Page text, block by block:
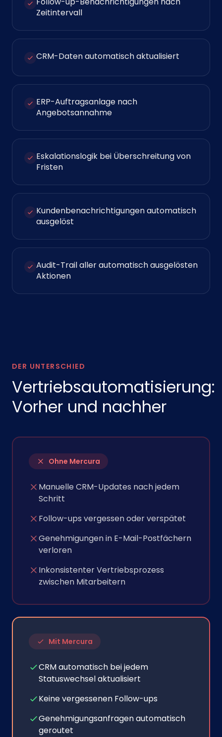
Zeitintervall
CRM-Daten automatisch aktualisiert
ERP-Auftragsanlage nach
Angebotsannahme
Eskalationslogik bei Überschreitung von
Fristen
Kundenbenachrichtigungen automatisch
ausgelöst
Audit-Trail aller automatisch ausgelösten
Aktionen
DER UNTERSCHIED
Vertriebsautomatisierung:
Vorher und nachher
Ohne Mercura
Manuelle CRM-Updates nach jedem
Schritt
Follow-ups vergessen oder verspätet
Genehmigungen in E-Mail-Postfächern
verloren
Inkonsistenter Vertriebsprozess
zwischen Mitarbeitern
Mit Mercura
CRM automatisch bei jedem
Statuswechsel aktualisiert
Keine vergessenen Follow-ups
Genehmigungsanfragen automatisch
geroutet